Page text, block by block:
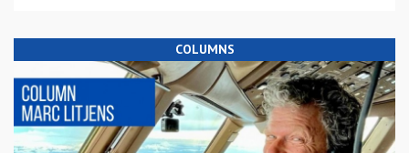
COLUMNS